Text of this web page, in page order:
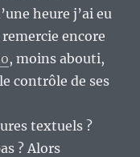
heure j’ai eu
encore
, moins abouti,
contrôle de ses
textuels ?
? Alors